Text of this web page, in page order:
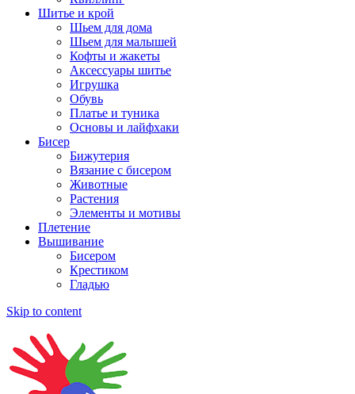
Шитье и крой
Шьем для дома
Шьем для малышей
Кофты и жакеты
Аксессуары шитье
Игрушка
Обувь
Платье и туника
Основы и лайфхаки
Бисер
Бижутерия
Вязание с бисером
Животные
Растения
Элементы и мотивы
Плетение
Вышивание
Бисером
Крестиком
Гладью
Skip to content